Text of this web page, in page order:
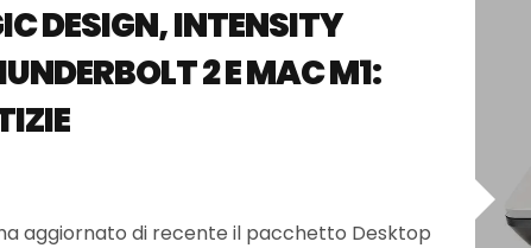
DESIGN, INTENSITY
2 E MAC M1:
aggiornato di recente il pacchetto Desktop